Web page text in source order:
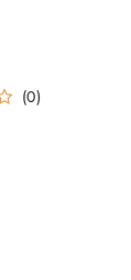
(0)